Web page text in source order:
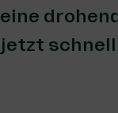
eine
jetzt